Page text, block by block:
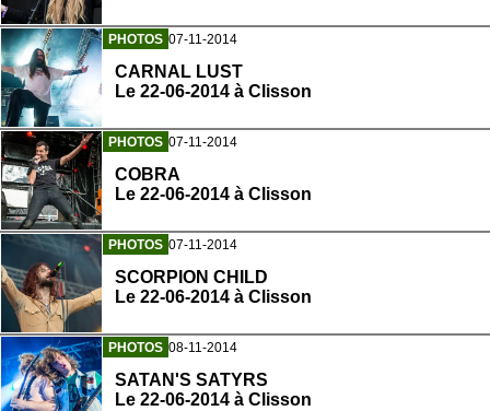
PHOTOS 07-11-2014
CARNAL LUST
Le 22-06-2014 à Clisson
PHOTOS 07-11-2014
COBRA
Le 22-06-2014 à Clisson
PHOTOS 07-11-2014
SCORPION CHILD
Le 22-06-2014 à Clisson
PHOTOS 08-11-2014
SATAN'S SATYRS
Le 22-06-2014 à Clisson